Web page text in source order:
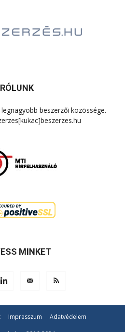
RÓLUNK
beszerzői közössége.
MINKET
Impresszum Adatvédelem